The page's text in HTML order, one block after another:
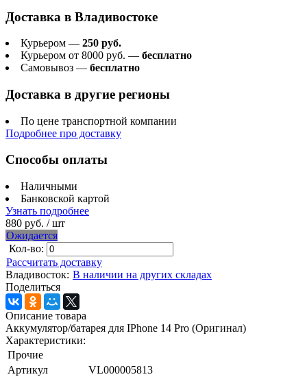
Доставка в Владивостоке
Курьером — 250 руб.
Курьером от 8000 руб. — бесплатно
Самовывоз — бесплатно
Доставка в другие регионы
По цене транспортной компании
Подробнее про доставку
Способы оплаты
Наличными
Банковской картой
Узнать подробнее
880 руб. / шт
Ожидается
Кол-во:
Рассчитать доставку
Владивосток: В наличии на других складах
Поделиться
Описание товара
Аккумулятор/батарея для IPhone 14 Pro (Оригинал)
Характеристики:
Прочие
Артикул
VL000005813